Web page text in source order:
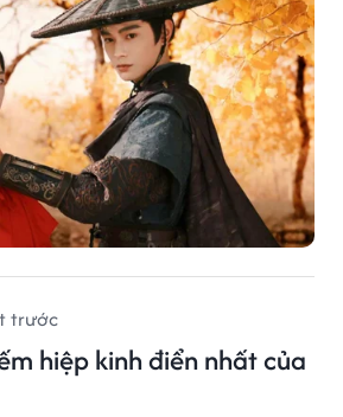
trước
hiệp kinh điển nhất của